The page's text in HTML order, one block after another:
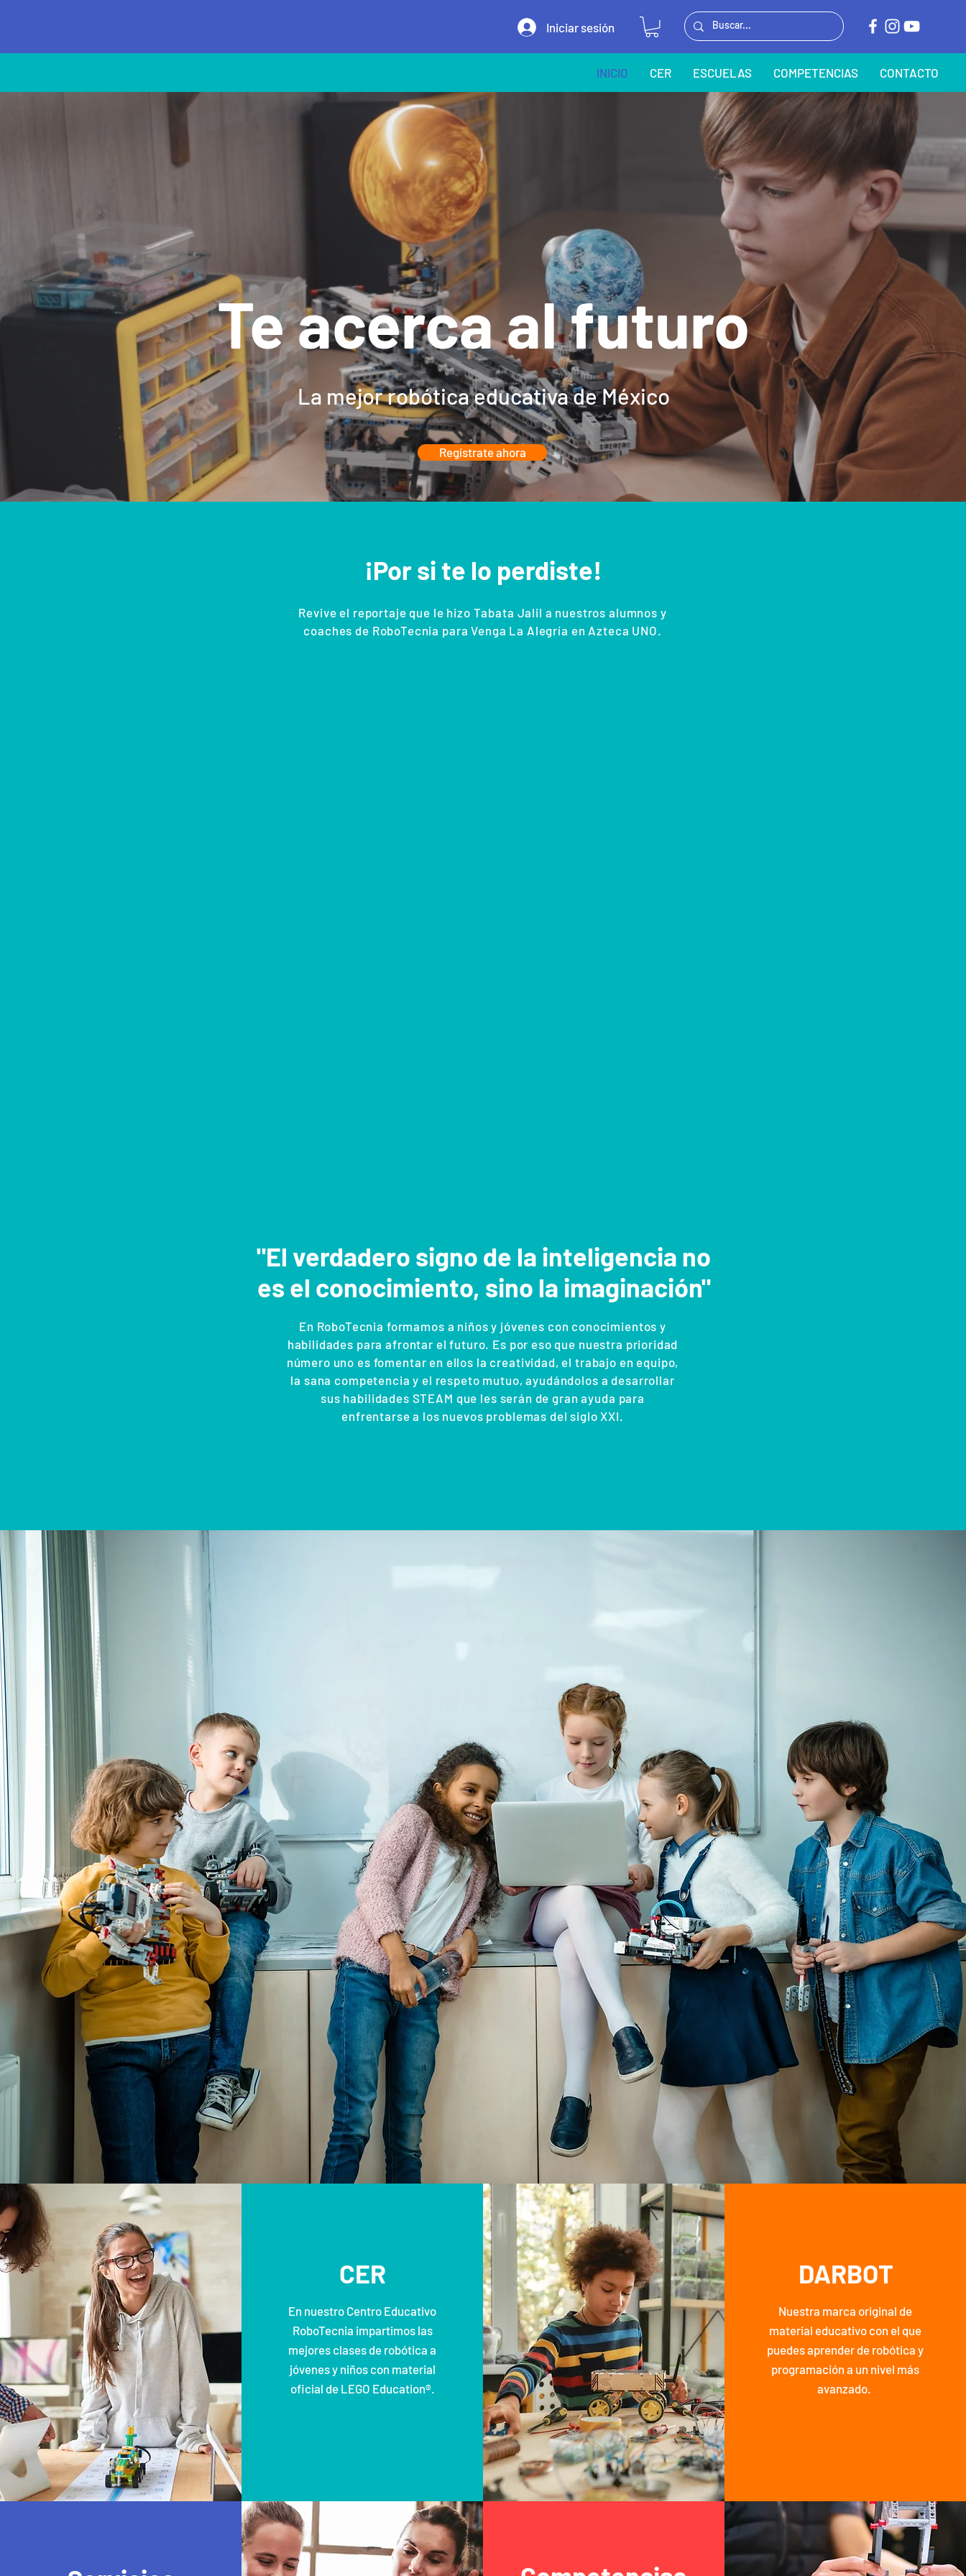
Iniciar sesión
INICIO CER ESCUELAS COMPETENCIAS CONTACTO
Te acerca al futuro
La mejor robótica educativa de México
Regístrate ahora
¡Por si te lo perdiste!
Revive el reportaje que le hizo Tabata Jalil a nuestros alumnos y
coaches de RoboTecnia para Venga La Alegría en Azteca UNO.
"El verdadero signo de la inteligencia no
es el conocimiento, sino la imaginación"
En RoboTecnia formamos a niños y jóvenes con conocimientos y
habilidades para afrontar el futuro. Es por eso que nuestra prioridad
número uno es fomentar en ellos la creatividad, el trabajo en equipo,
la sana competencia y el respeto mutuo, ayudándolos a desarrollar
sus habilidades STEAM que les serán de gran ayuda para
enfrentarse a los nuevos problemas del siglo XXI.
CER
En nuestro Centro Educativo
RoboTecnia impartimos las
mejores clases de robótica a
jóvenes y niños con material
oficial de LEGO Education®.
DARBOT
Nuestra marca original de
material educativo con el que
puedes aprender de robótica y
programación a un nivel más
avanzado.